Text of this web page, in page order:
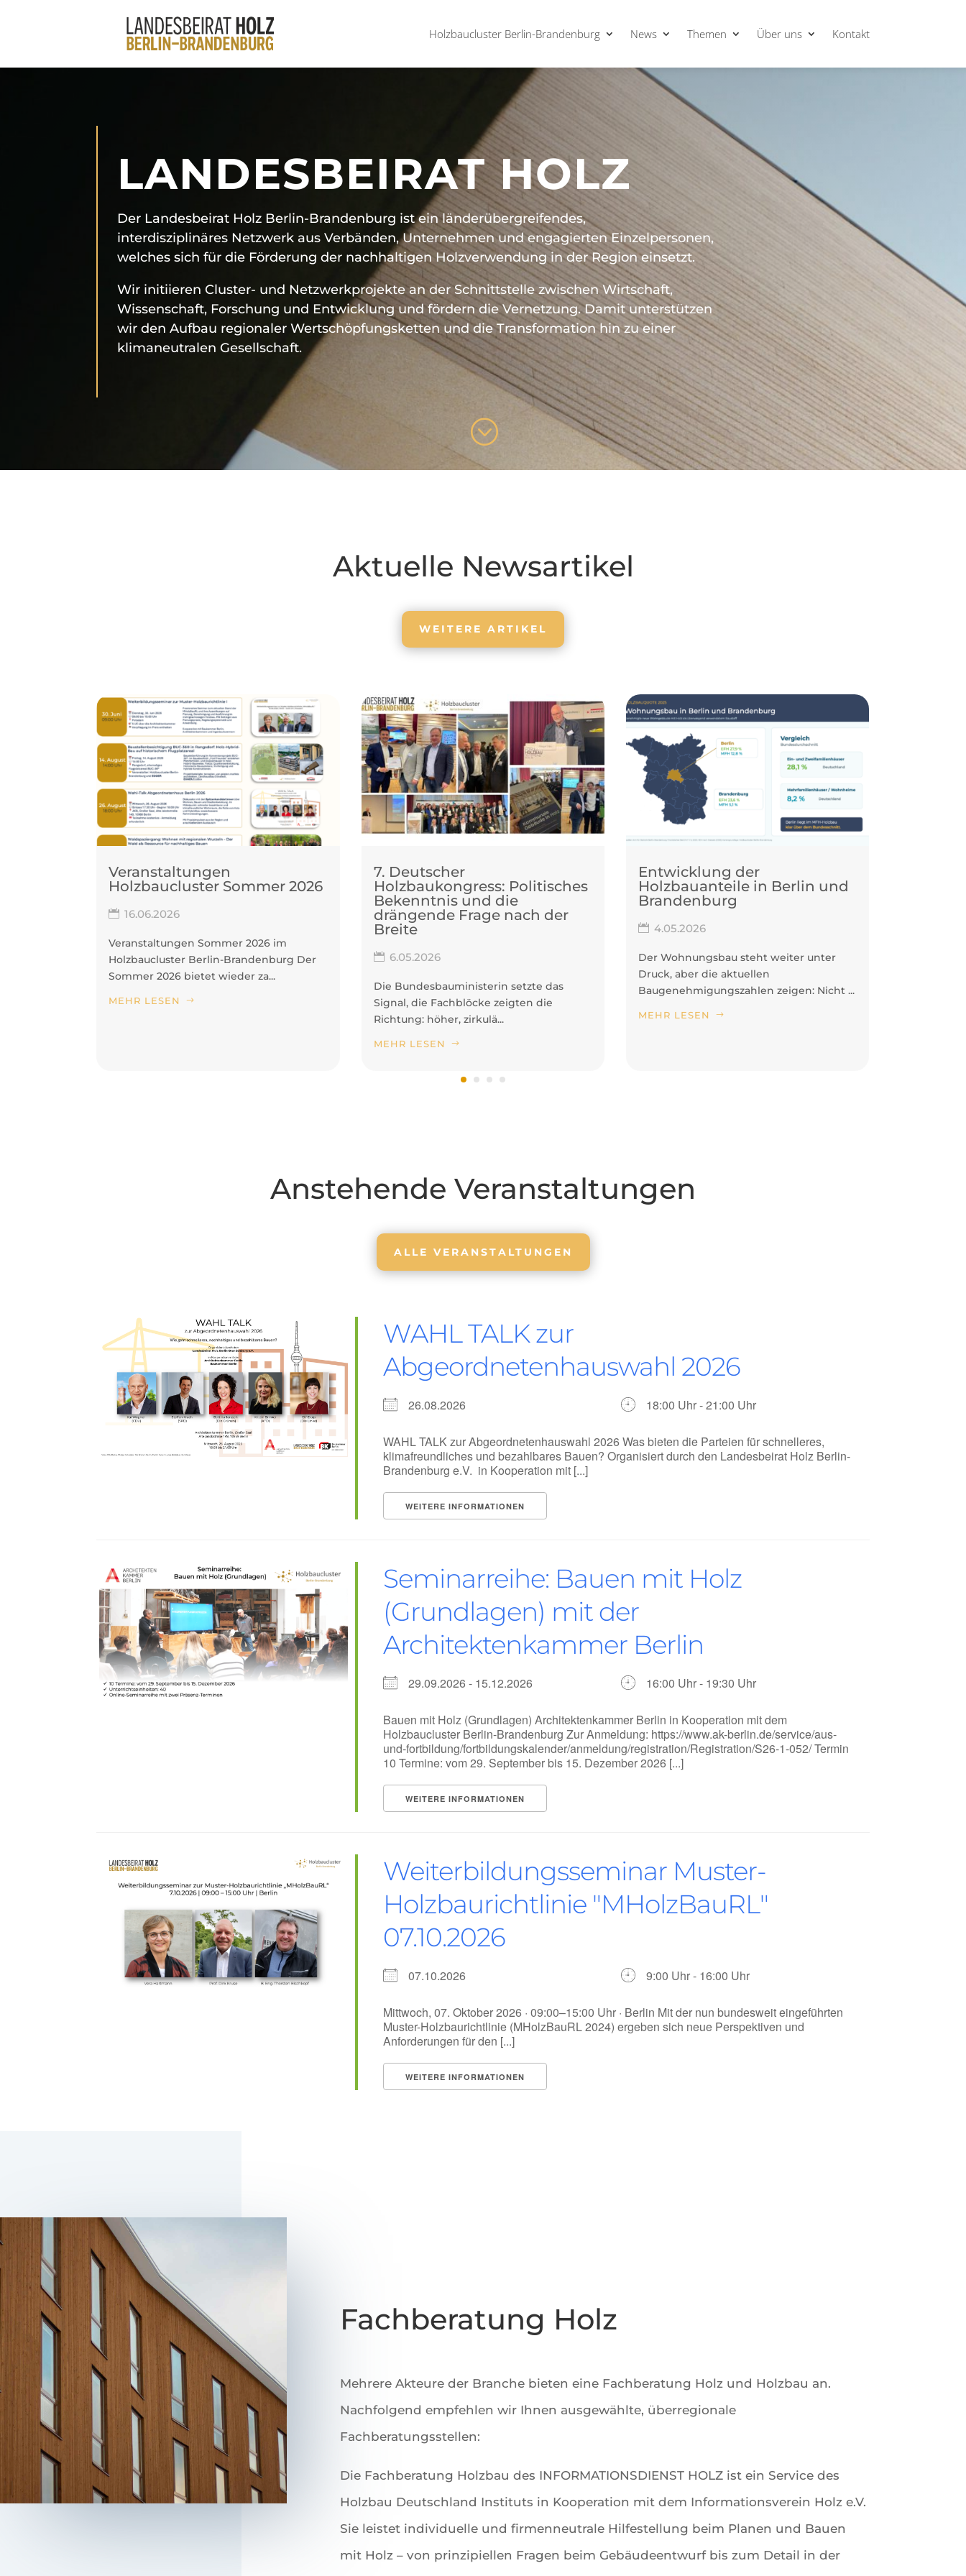
Holzbaucluster Berlin-Brandenburg News Themen Über uns Kontakt
LANDESBEIRAT HOLZ
Der Landesbeirat Holz Berlin-Brandenburg ist ein länderübergreifendes,
interdisziplinäres Netzwerk aus Verbänden, Unternehmen und engagierten Einzelpersonen,
welches sich für die Förderung der nachhaltigen Holzverwendung in der Region einsetzt.
Wir initiieren Cluster- und Netzwerkprojekte an der Schnittstelle zwischen Wirtschaft,
Wissenschaft, Forschung und Entwicklung und fördern die Vernetzung. Damit unterstützen
wir den Aufbau regionaler Wertschöpfungsketten und die Transformation hin zu einer
klimaneutralen Gesellschaft.
;
Aktuelle Newsartikel
WEITERE ARTIKEL
Veranstaltungen
Holzbaucluster Sommer 2026
16.06.2026
Veranstaltungen Sommer 2026 im
Holzbaucluster Berlin-Brandenburg Der
Sommer 2026 bietet wieder za...
MEHR LESEN
7. Deutscher
Holzbaukongress: Politisches
Bekenntnis und die
drängende Frage nach der
Breite
6.05.2026
Die Bundesbauministerin setzte das
Signal, die Fachblöcke zeigten die
Richtung: höher, zirkulä...
MEHR LESEN
Entwicklung der
Holzbauanteile in Berlin und
Brandenburg
4.05.2026
Der Wohnungsbau steht weiter unter
Druck, aber die aktuellen
Baugenehmigungszahlen zeigen: Nicht ...
MEHR LESEN
Anstehende Veranstaltungen
ALLE VERANSTALTUNGEN
WAHL TALK zur
Abgeordnetenhauswahl 2026
26.08.2026 18:00 Uhr - 21:00 Uhr
WAHL TALK zur Abgeordnetenhauswahl 2026 Was bieten die Parteien für schnelleres,
klimafreundliches und bezahlbares Bauen? Organisiert durch den Landesbeirat Holz Berlin-
Brandenburg e.V. in Kooperation mit [...]
WEITERE INFORMATIONEN
Seminarreihe: Bauen mit Holz
(Grundlagen) mit der
Architektenkammer Berlin
29.09.2026 - 15.12.2026 16:00 Uhr - 19:30 Uhr
Bauen mit Holz (Grundlagen) Architektenkammer Berlin in Kooperation mit dem
Holzbaucluster Berlin-Brandenburg Zur Anmeldung: https://www.ak-berlin.de/service/aus-
und-fortbildung/fortbildungskalender/anmeldung/registration/Registration/S26-1-052/ Termin
10 Termine: vom 29. September bis 15. Dezember 2026 [...]
WEITERE INFORMATIONEN
Weiterbildungsseminar Muster-
Holzbaurichtlinie "MHolzBauRL"
07.10.2026
07.10.2026 9:00 Uhr - 16:00 Uhr
Mittwoch, 07. Oktober 2026 · 09:00–15:00 Uhr · Berlin Mit der nun bundesweit eingeführten
Muster-Holzbaurichtlinie (MHolzBauRL 2024) ergeben sich neue Perspektiven und
Anforderungen für den [...]
WEITERE INFORMATIONEN
Fachberatung Holz
Mehrere Akteure der Branche bieten eine Fachberatung Holz und Holzbau an.
Nachfolgend empfehlen wir Ihnen ausgewählte, überregionale
Fachberatungsstellen:
Die Fachberatung Holzbau des INFORMATIONSDIENST HOLZ ist ein Service des
Holzbau Deutschland Instituts in Kooperation mit dem Informationsverein Holz e.V.
Sie leistet individuelle und firmenneutrale Hilfestellung beim Planen und Bauen
mit Holz – von prinzipiellen Fragen beim Gebäudeentwurf bis zum Detail in der